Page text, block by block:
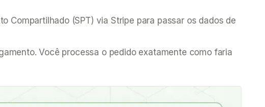
Compartilhado (SPT) via Stripe para passar os dados de
Você processa o pedido exatamente como faria